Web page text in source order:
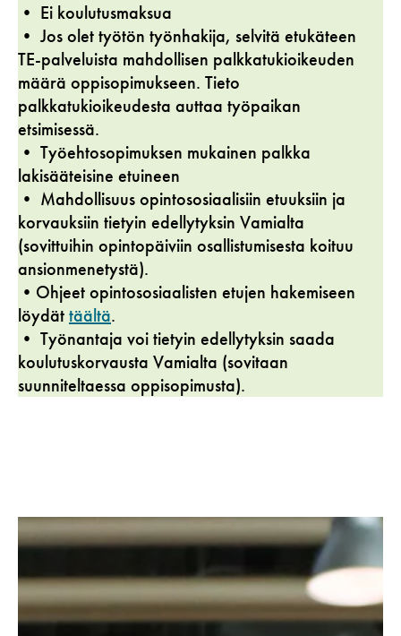
• Ei koulutusmaksua
• Jos olet työtön työnhakija, selvitä etukäteen
TE-palveluista mahdollisen palkkatukioikeuden
määrä oppisopimukseen. Tieto
palkkatukioikeudesta auttaa työpaikan
etsimisessä.
• Työehtosopimuksen mukainen palkka
lakisääteisine etuineen
• Mahdollisuus opintososiaalisiin etuuksiin ja
korvauksiin tietyin edellytyksin Vamialta
(sovittuihin opintopäiviin osallistumisesta koituu
ansionmenetystä).
•Ohjeet opintososiaalisten etujen hakemiseen
löydättäältä.
• Työnantaja voi tietyin edellytyksin saada
koulutuskorvausta Vamialta (sovitaan
suunniteltaessa oppisopimusta).